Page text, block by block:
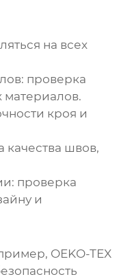
на всех
проверка
материалов.
кроя и
качества швов,
проверка
и
OEKO-TEX